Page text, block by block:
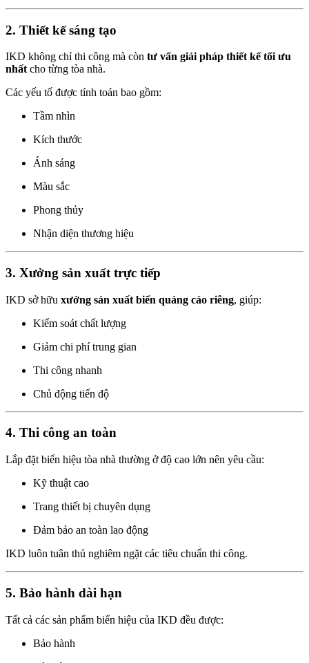
2. Thiết kế sáng tạo
IKD không chỉ thi công mà còn tư vấn giải pháp thiết kế tối ưu
nhất cho từng tòa nhà.
Các yếu tố được tính toán bao gồm:
Tầm nhìn
Kích thước
Ánh sáng
Màu sắc
Phong thủy
Nhận diện thương hiệu
3. Xưởng sản xuất trực tiếp
IKD sở hữu xưởng sản xuất biển quảng cáo riêng, giúp:
Kiểm soát chất lượng
Giảm chi phí trung gian
Thi công nhanh
Chủ động tiến độ
4. Thi công an toàn
Lắp đặt biển hiệu tòa nhà thường ở độ cao lớn nên yêu cầu:
Kỹ thuật cao
Trang thiết bị chuyên dụng
Đảm bảo an toàn lao động
IKD luôn tuân thủ nghiêm ngặt các tiêu chuẩn thi công.
5. Bảo hành dài hạn
Tất cả các sản phẩm biển hiệu của IKD đều được:
Bảo hành